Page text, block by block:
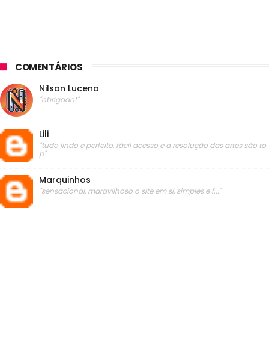
COMENTÁRIOS
Nilson Lucena
"obrigado!"
Lili
"tudo lindo e perfeito, fácil acesso e a resolução das artes são to
p"
Marquinhos
"sensacional, maravilhoso o site em si, simples e f..."